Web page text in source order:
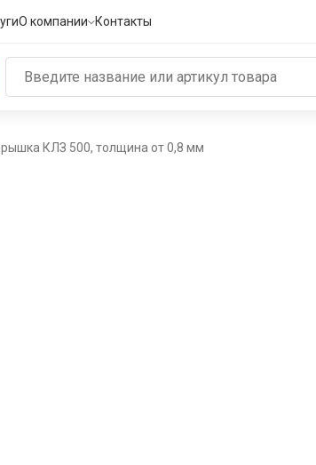
О компании Контакты
КЛЗ 500, толщина от 0,8 мм